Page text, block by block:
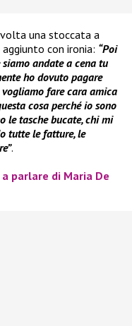
volta una stoccata a
aggiunto con ironia: “Poi
andate a cena tu
ho dovuto pagare
fare cara amica
cosa perché io sono
le tasche bucate, chi mi
tutte le fatture, le
.
parlare di Maria De